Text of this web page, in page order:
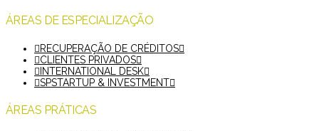
ÁREAS DE ESPECIALIZAÇÃO
RECUPERAÇÃO DE CRÉDITOS
CLIENTES PRIVADOS
INTERNATIONAL DESK
SPSTARTUP & INVESTMENT
ÁREAS PRÁTICAS